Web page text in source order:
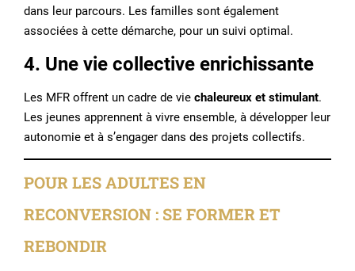
dans leur parcours. Les familles sont également
associées à cette démarche, pour un suivi optimal.
4. Une vie collective enrichissante
Les MFR offrent un cadre de vie chaleureux et stimulant.
Les jeunes apprennent à vivre ensemble, à développer leur
autonomie et à s’engager dans des projets collectifs.
POUR LES ADULTES EN
RECONVERSION : SE FORMER ET
REBONDIR